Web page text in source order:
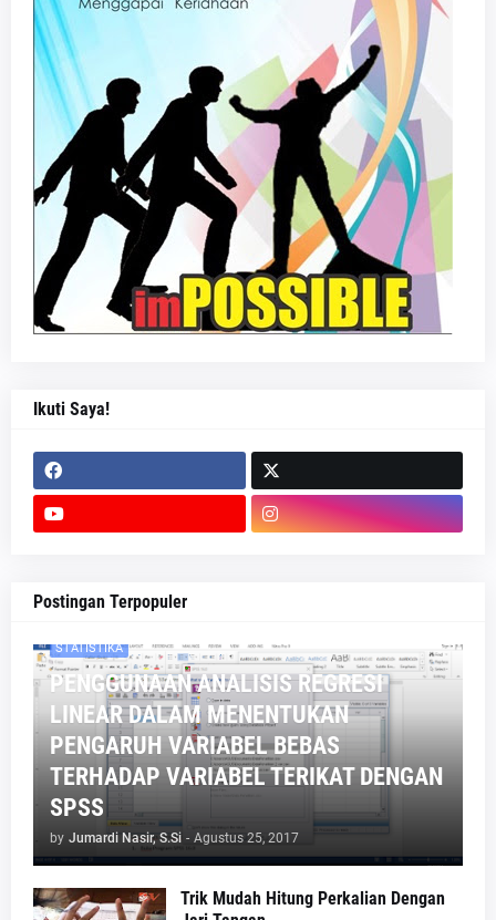
Ikuti Saya!
Postingan Terpopuler
STATISTIKA
PENGGUNAAN ANALISIS REGRESI
LINEAR DALAM MENENTUKAN
PENGARUH VARIABEL BEBAS
TERHADAP VARIABEL TERIKAT DENGAN
SPSS
by Jumardi Nasir, S.Si - Agustus 25, 2017
Trik Mudah Hitung Perkalian Dengan